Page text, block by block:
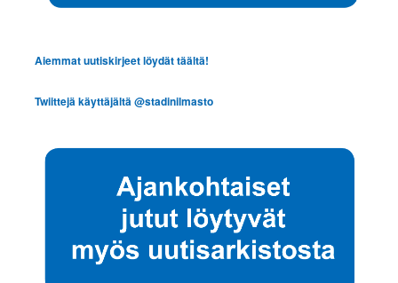
Aiemmat uutiskirjeet löydät täältä!
Twiittejä käyttäjältä @stadinilmasto